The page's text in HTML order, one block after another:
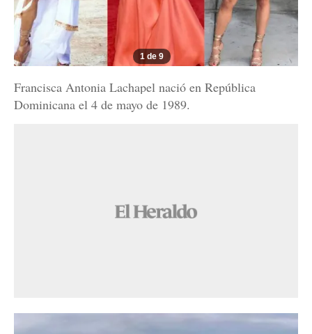
1 de 9
Francisca Antonia Lachapel nació en República
Dominicana el 4 de mayo de 1989.